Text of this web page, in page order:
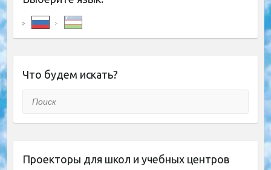
Что будем искать?
Поиск
Проекторы для школ и учебных центров